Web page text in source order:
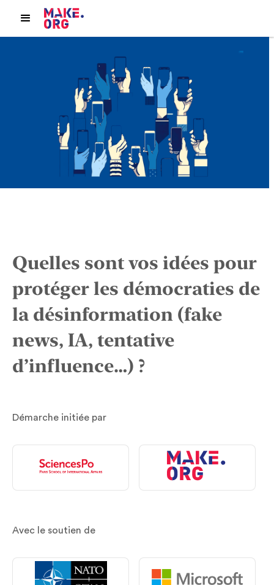
Quelles sont vos idées pour
protéger les démocraties de
la désinformation (fake
news, IA, tentative
d’influence…) ?
Démarche initiée par
Avec le soutien de